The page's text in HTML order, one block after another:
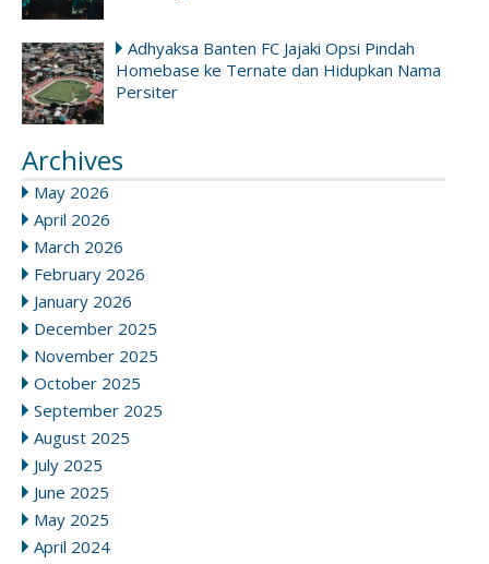
Adhyaksa Banten FC Jajaki Opsi Pindah
Homebase ke Ternate dan Hidupkan Nama
Persiter
Archives
May 2026
April 2026
March 2026
February 2026
January 2026
December 2025
November 2025
October 2025
September 2025
August 2025
July 2025
June 2025
May 2025
April 2024